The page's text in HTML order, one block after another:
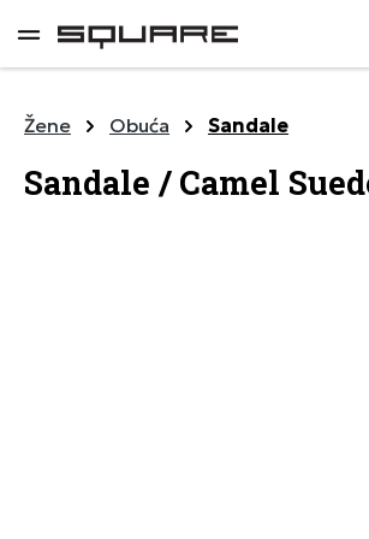
sadržaj
Žene Obuća Sandale
Sandale / Camel